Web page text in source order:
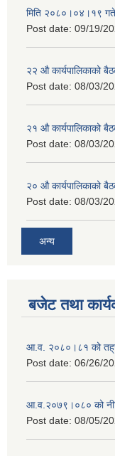
मिति २०८०।०४।१९
Post date: 09/19/
२‍२ औ कार्यपालिकाको
Post date: 08/03/
२‍१ औ कार्यपालिकाको
Post date: 08/03/
२‍० औ कार्यपालिकाको
Post date: 08/03/
अन्य
बजेट तथा
आ.व. २०८०।८१ को
Post date: 06/26/
आ.व.२०७९।०८० को
Post date: 08/05/